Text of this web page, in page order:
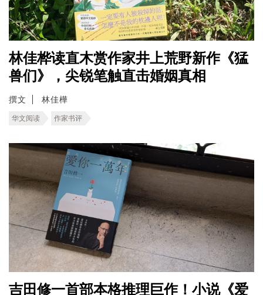
林佳桦读直木赏作家井上荒野新作《猛
兽们》，尖锐笔触直击婚姻真相
撰文 林佳樺
华文阅读 作家书评
吉田修一首部本格推理巨作！小说《爱